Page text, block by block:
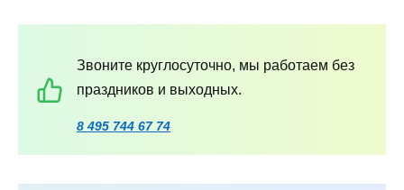
Звоните круглосуточно, мы работаем без
праздников и выходных.
8 495 744 67 74